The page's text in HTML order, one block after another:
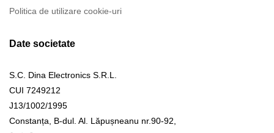
Politica de utilizare cookie-uri
Date societate
S.C. Dina Electronics S.R.L.
CUI 7249212
J13/1002/1995
Constanța, B-dul. Al. Lăpușneanu nr.90-92,